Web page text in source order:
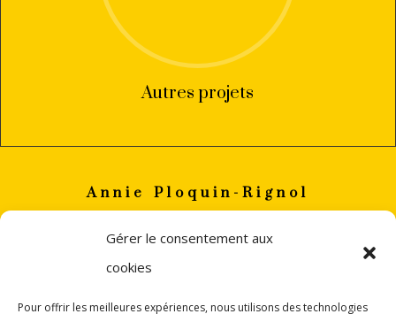
Gérer le consentement aux
cookies
Pour offrir les meilleures expériences, nous utilisons des technologies
Autres projets
Annie Ploquin-Rignol
annieploquin.rignol(a)gmail.com